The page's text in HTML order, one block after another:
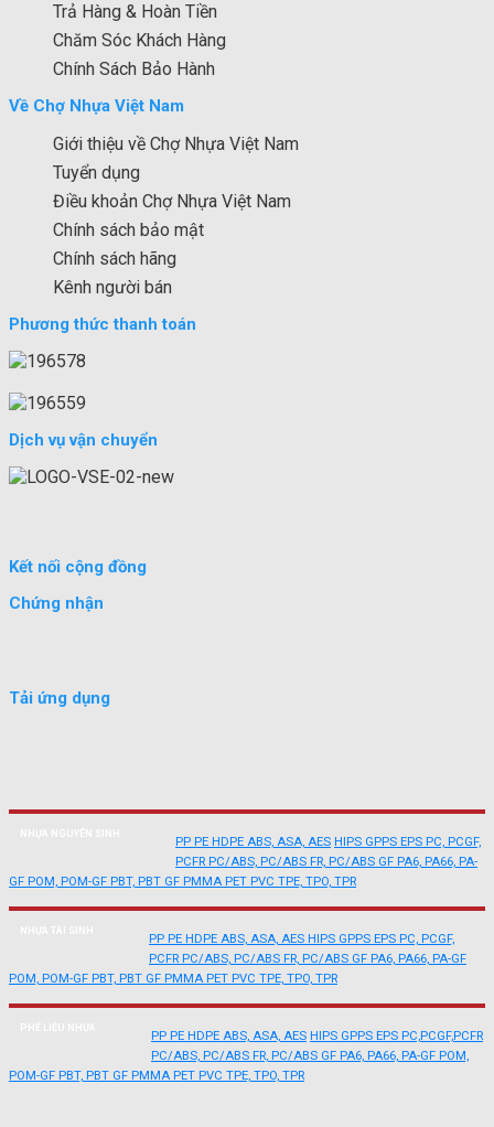
Trả Hàng & Hoàn Tiền
Chăm Sóc Khách Hàng
Chính Sách Bảo Hành
Về Chợ Nhựa Việt Nam
Giới thiệu về Chợ Nhựa Việt Nam
Tuyển dụng
Điều khoản Chợ Nhựa Việt Nam
Chính sách bảo mật
Chính sách hãng
Kênh người bán
Phương thức thanh toán
Dịch vụ vận chuyển
Kết nối cộng đồng
Chứng nhận
Tải ứng dụng
PP PE HDPE ABS, ASA, AES HIPS GPPS EPS PC, PCGF,
PCFR PC/ABS, PC/ABS FR, PC/ABS GF PA6, PA66, PA-
GF POM, POM-GF PBT, PBT GF PMMA PET PVC TPE, TPO, TPR
PP PE HDPE ABS, ASA, AES HIPS GPPS EPS PC, PCGF,
PCFR PC/ABS, PC/ABS FR, PC/ABS GF PA6, PA66, PA-GF
POM, POM-GF PBT, PBT GF PMMA PET PVC TPE, TPO, TPR
PP PE HDPE ABS, ASA, AES HIPS GPPS EPS PC,PCGF,PCFR
PC/ABS, PC/ABS FR, PC/ABS GF PA6, PA66, PA-GF POM,
POM-GF PBT, PBT GF PMMA PET PVC TPE, TPO, TPR